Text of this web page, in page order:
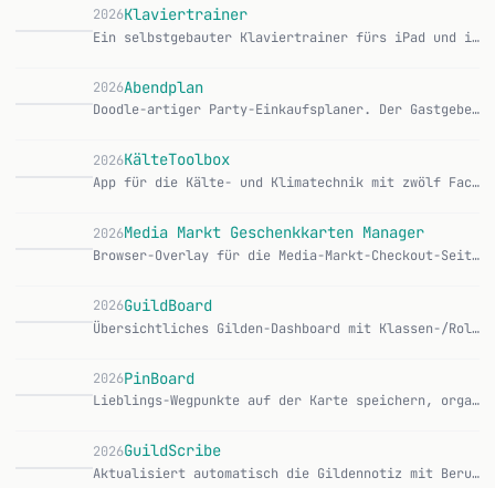
2026Klaviertrainer
Ein selbstgebauter Klaviertrainer fürs iPad und iPhone — Notenblatt anzeigen, auf die richtig gespielte Note warten, weiterspringen. Eine private App, nur für u…
2026Abendplan
Doodle-artiger Party-Einkaufsplaner. Der Gastgeber erstellt eine Umfrage, teilt einen Link und bekommt am Ende eine fertige Einkaufsliste mit den richtigen Meng…
2026KälteToolbox
App für die Kälte- und Klimatechnik mit zwölf Fachrechnern, Kältemittel-Datenblättern und einer durchsuchbaren Formelsammlung. Läuft komplett offline, ohne Acco…
2026Media Markt Geschenkkarten Manager
Browser-Overlay für die Media-Markt-Checkout-Seite, das Geschenkkarten-PDFs parst und Kartennummer + PIN automatisch einträgt. Features: PDF-Gutscheine per Drag…
2026GuildBoard
Übersichtliches Gilden-Dashboard mit Klassen-/Rollen-/Rang-Gruppierung, Item-Level-Extraktion aus Notizen, Alt-Erkennung und leistungsstarken Filtern. CurseForg…
2026PinBoard
Lieblings-Wegpunkte auf der Karte speichern, organisieren und verwalten — mit übersichtlicher, moderner UI. CurseForge Features: Pin Here — aktuellen Standort m…
2026GuildScribe
Aktualisiert automatisch die Gildennotiz mit Berufsinformationen, konfigurierbar über Format-Platzhalter. CurseForge | GitHub Features: Automatische Aktualisier…